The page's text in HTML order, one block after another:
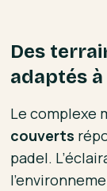
Des
adaptés
Le complexe
couverts
padel.